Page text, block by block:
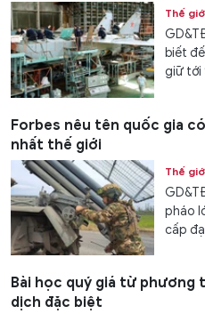
Thế
biết
giữ tới
Forbes nêu tên quốc gia
nhất thế giới
Thế
pháo
cấp
Bài học quý giá từ
dịch đặc biệt